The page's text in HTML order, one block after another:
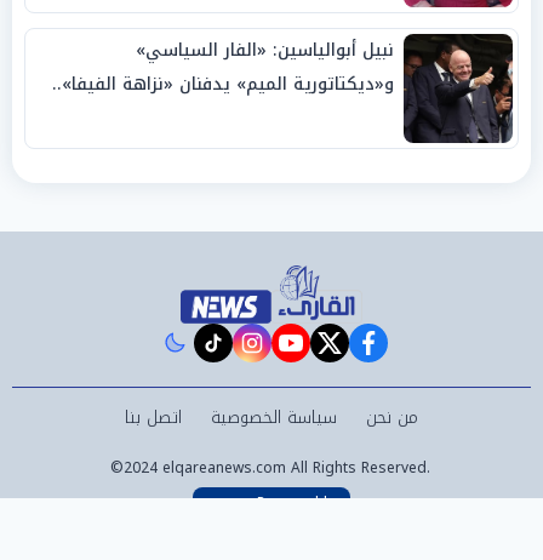
نبيل أبوالياسين: «الفار السياسي»
و«ديكتاتورية الميم» يدفنان «نزاهة الفيفا»..
facebook
twitter
youtube
instagram
tiktok
من نحن سياسة الخصوصية اتصل بنا
©2024 elqareanews.com All Rights Reserved.
Powered by